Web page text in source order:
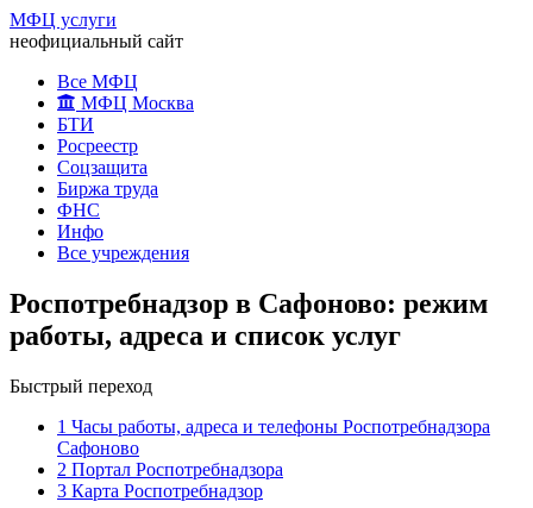
МФЦ услуги
неофициальный сайт
Все МФЦ
МФЦ Москва
БТИ
Росреестр
Соцзащита
Биржа труда
ФНС
Инфо
Все учреждения
Роспотребнадзор в Сафоново: режим
работы, адреса и список услуг
Быстрый переход
1 Часы работы, адреса и телефоны Роспотребнадзора
Сафоново
2 Портал Роспотребнадзора
3 Карта Роспотребнадзор